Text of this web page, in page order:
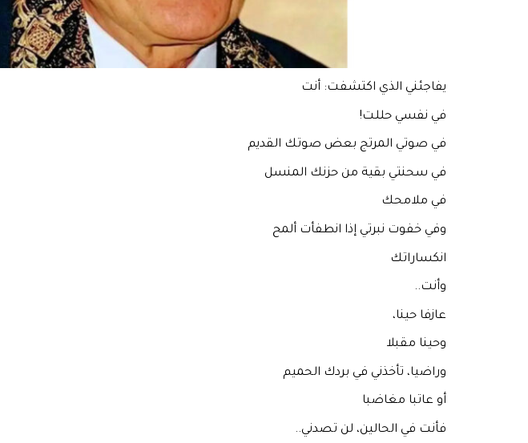
يفاجئني الذي اكتشفت: أنت
في نفسي حللت!
في صوتي المرتج بعض صوتك القديم
في سحنتي بقية من حزنك المنسل
في ملامحك
وفي خفوت نبرتي إذا انطفأت ألمح
انكساراتك
وأنت..
عازفا حينا،
وحينا مقبلا
وراضيا، تأخذني في بردك الحميم
أو عاتبا مغاضبا
فأنت في الحالين، لن تصدني..